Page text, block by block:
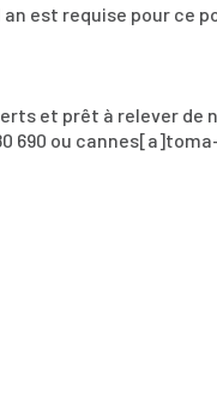
an est requise pour ce
et prêt à relever de
690 ou